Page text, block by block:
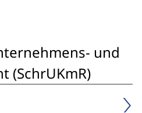
und
(SchrUKmR)